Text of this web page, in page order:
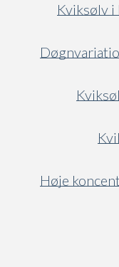
Kviksølv i
Høje